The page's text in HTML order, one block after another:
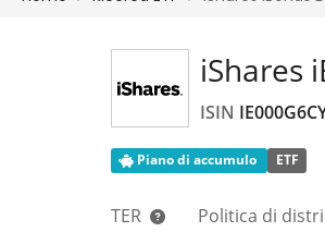
iShares
ISIN
Piano di accumulo ETF
TER
Politica di